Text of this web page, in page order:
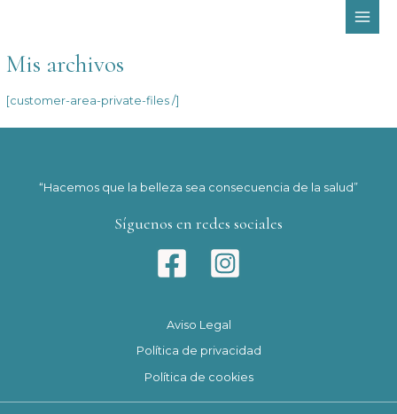
Mis archivos
[customer-area-private-files /]
“Hacemos que la belleza sea consecuencia de la salud”
Síguenos en redes sociales
Aviso Legal
Política de privacidad
Política de cookies